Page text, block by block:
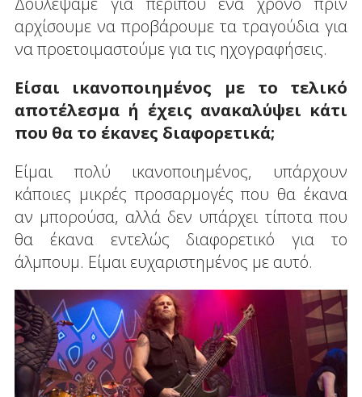
αρχίσουμε να προβάρουμε τα τραγούδια για
να προετοιμαστούμε για τις ηχογραφήσεις.
Είσαι ικανοποιημένος με το τελικό
αποτέλεσμα ή έχεις ανακαλύψει κάτι
που θα το έκανες διαφορετικά;
Είμαι πολύ ικανοποιημένος, υπάρχουν
κάποιες μικρές προσαρμογές που θα έκανα
αν μπορούσα, αλλά δεν υπάρχει τίποτα που
θα έκανα εντελώς διαφορετικό για το
άλμπουμ. Είμαι ευχαριστημένος με αυτό.